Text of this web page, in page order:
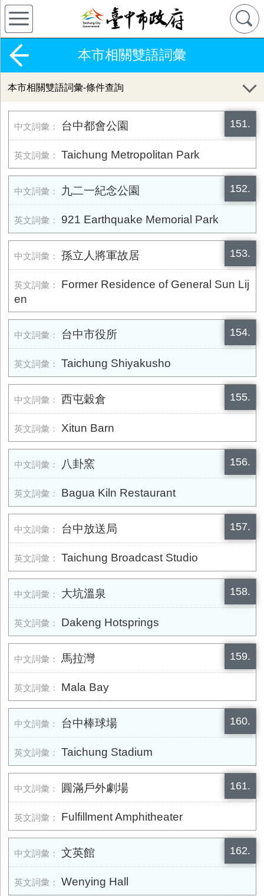
本市相關雙語詞彙
本市相關雙語詞彙-條件查詢
151.
台中都會公園
Taichung Metropolitan Park
152.
九二一紀念公園
921 Earthquake Memorial Park
153.
孫立人將軍故居
Former Residence of General Sun Lij
en
154.
台中市役所
Taichung Shiyakusho
155.
西屯穀倉
Xitun Barn
156.
八卦窯
Bagua Kiln Restaurant
157.
台中放送局
Taichung Broadcast Studio
158.
大坑溫泉
Dakeng Hotsprings
159.
馬拉灣
Mala Bay
160.
台中棒球場
Taichung Stadium
161.
圓滿戶外劇場
Fulfillment Amphitheater
162.
文英館
Wenying Hall